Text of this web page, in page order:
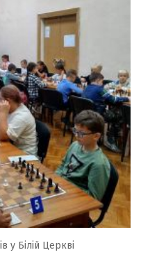
у Білій Церкві